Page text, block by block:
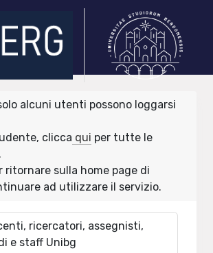
alcuni utenti possono loggarsi
clicca qui per tutte le
ritornare sulla home page di
ad utilizzare il servizio.
ricercatori, assegnisti,
e staff Unibg